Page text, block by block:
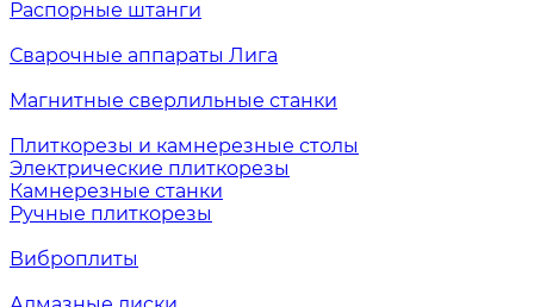
Распорные штанги
Сварочные аппараты Лига
Магнитные сверлильные станки
Плиткорезы и камнерезные столы
Электрические плиткорезы
Камнерезные станки
Ручные плиткорезы
Виброплиты